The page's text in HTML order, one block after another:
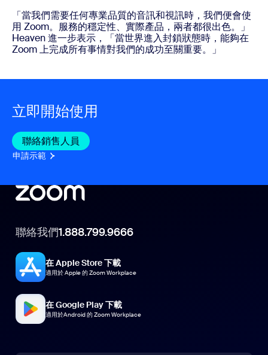
「當我們需要任何專業品質的音訊和視訊時，我們便會使
用 Zoom。服務的穩定性、實際產品，兩者都很出色。」
Heaven 進一步表示，「當世界進入封鎖狀態時，能夠在
Zoom 上完成所有事情對我們的成功至關重要。」
立即開始使用
聯絡銷售人員 聯絡銷售人員
申請示範 申請示範
聯絡我們1.888.799.9666
在 Apple Store 下載
適用於 Apple 的 Zoom Workplace
在 Google Play 下載
適用於Android 的 Zoom Workplace